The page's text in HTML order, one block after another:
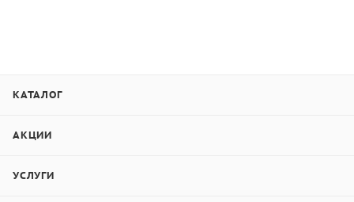
КАТАЛОГ
АКЦИИ
УСЛУГИ